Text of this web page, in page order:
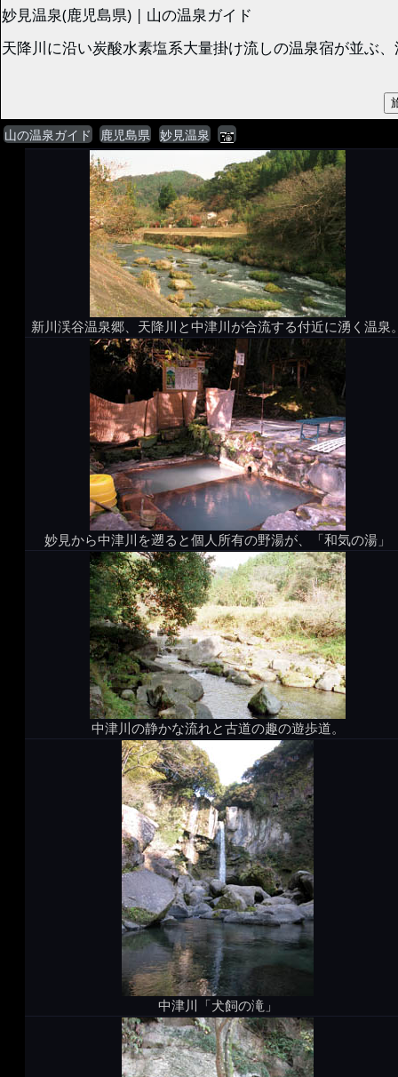
妙見温泉(鹿児島県) | 山の温泉ガイド
天降川に沿い炭酸水素塩系大量掛け流しの温泉宿が並ぶ
山の温泉ガイド 鹿児島県 妙見温泉
新川渓谷温泉郷、天降川と中津川が合流する付近に湧く温泉
妙見から中津川を遡ると個人所有の野湯が、「和気の湯」
中津川の静かな流れと古道の趣の遊歩道。
中津川「犬飼の滝」